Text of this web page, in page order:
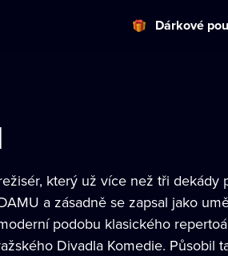
Dárkové
který už více než tři dekády
a zásadně se zapsal jako
podobu klasického
Divadla Komedie. Působil